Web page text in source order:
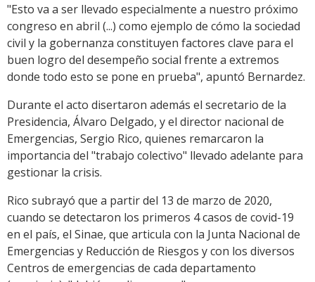
"Esto va a ser llevado especialmente a nuestro próximo
congreso en abril (...) como ejemplo de cómo la sociedad
civil y la gobernanza constituyen factores clave para el
buen logro del desempeño social frente a extremos
donde todo esto se pone en prueba", apuntó Bernardez.
Durante el acto disertaron además el secretario de la
Presidencia, Álvaro Delgado, y el director nacional de
Emergencias, Sergio Rico, quienes remarcaron la
importancia del "trabajo colectivo" llevado adelante para
gestionar la crisis.
Rico subrayó que a partir del 13 de marzo de 2020,
cuando se detectaron los primeros 4 casos de covid-19
en el país, el Sinae, que articula con la Junta Nacional de
Emergencias y Reducción de Riesgos y con los diversos
Centros de emergencias de cada departamento